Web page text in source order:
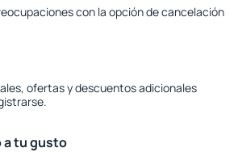
con la opción de cancelación
ofertas y descuentos adicionales
a tu gusto